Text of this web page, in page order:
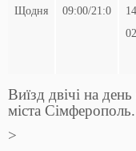
Щодня 09:00/21:0
Виїзд двічі на
міста Сімферополь.
>